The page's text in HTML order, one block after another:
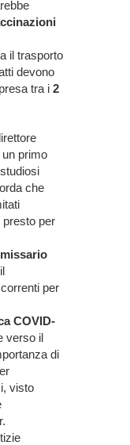
il trasporto
devono
tra i 2
primo
che
presto per
per
COVID-
verso il
di
visto